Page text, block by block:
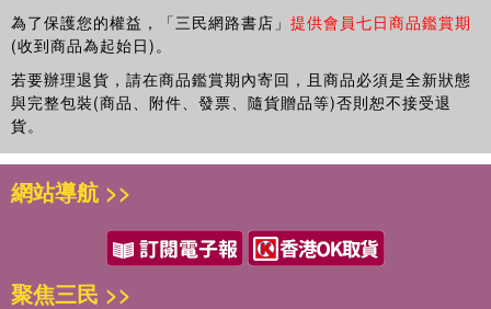
為了保護您的權益，「三民網路書店」 提供會員七日商品鑑賞期
(收到商品為起始日)。
若要辦理退貨，請在商品鑑賞期內寄回，且商品必須是全新狀態
與完整包裝(商品、附件、發票、隨貨贈品等)否則恕不接受退
貨。
網站導航 >>
聚焦三民 >>